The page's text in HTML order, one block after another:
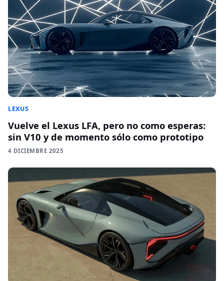
LEXUS
Vuelve el Lexus LFA, pero no como esperas:
sin V10 y de momento sólo como prototipo
4 DICIEMBRE 2025